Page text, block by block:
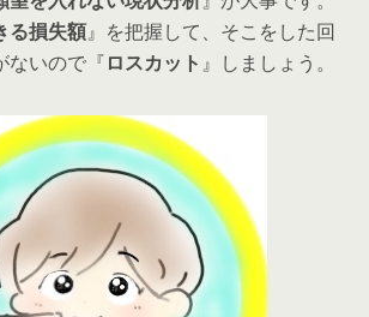
る損失額』を把握して、そこをした回
ないので『ロスカット 』しましょう。